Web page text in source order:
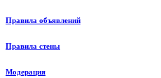
Правила объявлений
Правила стены
Модерация